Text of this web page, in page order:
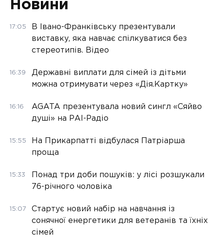
Новини
17:05
В Івано-Франківську презентували
виставку, яка навчає спілкуватися без
стереотипів. Відео
16:39
Державні виплати для сімей із дітьми
можна отримувати через «Дія.Картку»
16:16
AGATA презентувала новий сингл «Сяйво
душі» на РАІ-Радіо
15:55
На Прикарпатті відбулася Патріарша
проща
15:33
Понад три доби пошуків: у лісі розшукали
76-річного чоловіка
15:07
Стартує новий набір на навчання із
сонячної енергетики для ветеранів та їхніх
сімей